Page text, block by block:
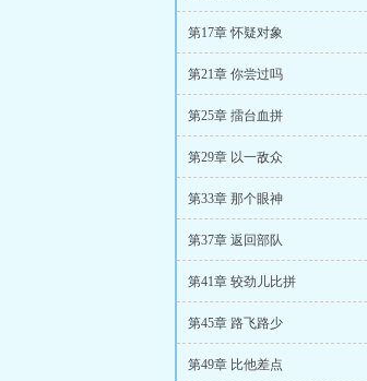
第17章 怀疑对象
第21章 你尝过吗
第25章 擂台血拼
第29章 以一敌众
第33章 那个眼神
第37章 返回部队
第41章 较劲儿比拼
第45章 路飞路少
第49章 比他差点